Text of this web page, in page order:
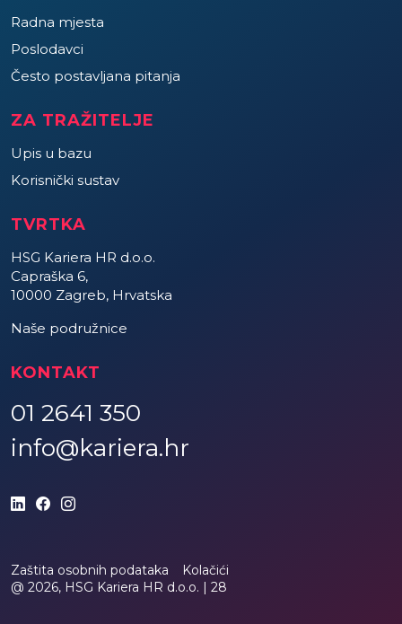
Radna mjesta
Poslodavci
Često postavljana pitanja
ZA TRAŽITELJE
Upis u bazu
Korisnički sustav
TVRTKA
HSG Kariera HR d.o.o.
Capraška 6,
10000 Zagreb, Hrvatska
Naše podružnice
KONTAKT
01 2641 350
info@kariera.hr
Zaštita osobnih podataka
Kolačići
@ 2026, HSG Kariera HR d.o.o. | 28